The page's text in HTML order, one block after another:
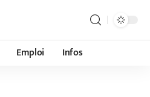
Emploi Infos